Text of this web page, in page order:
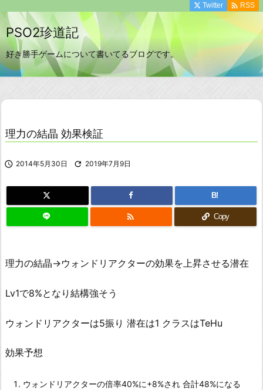
PSO2珍道記
好き勝手ゲームについて書いてるブログです。
Twitter  RSS
理力の結晶 効果検証
 2014年5月30日  2019年7月9日
B!
 Copy
理力の結晶→ウォンドリアクターの効果を上昇させる潜在
Lv1で8%となり結構強そう
ウォンドリアクターは5振り 潜在は1 クラスはTeHu
効果予想
ウォンドリアクターの倍率40%に+8%され 合計48%になる